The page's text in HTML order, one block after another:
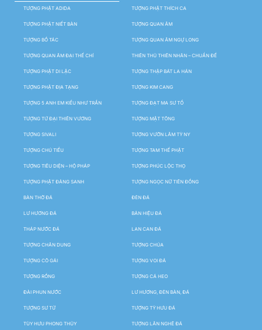
TƯỢNG PHẬT ADIDA TƯỢNG PHẬT THÍCH CA
TƯỢNG PHẬT NIẾT BÀN TƯỢNG QUAN ÂM
TƯỢNG BỒ TÁC TƯỢNG QUAN ÂM NGỰ LONG
TƯỢNG QUAN ÂM ĐẠI THẾ CHÍ THIÊN THỦ THIÊN NHÃN – CHUẨN ĐỀ
TƯỢNG PHẬT DI LẶC TƯỢNG THẬP BÁT LA HÁN
TƯỢNG PHẬT ĐỊA TẠNG TƯỢNG KIM CANG
TƯỢNG 5 ANH EM KIỀU NHƯ TRẦN TƯỢNG ĐẠT MA SƯ TỔ
TƯỢNG TỨ ĐẠI THIÊN VƯƠNG TƯỢNG MẬT TÔNG
TƯỢNG SIVALI TƯỢNG VƯỜN LÂM TỲ NY
TƯỢNG CHÚ TIỂU TƯỢNG TAM THẾ PHẬT
TƯỢNG TIÊU DIỆN – HỘ PHÁP TƯỢNG PHÚC LỘC THỌ
TƯỢNG PHẬT ĐẢNG SANH TƯỢNG NGỌC NỮ TIÊN ĐỒNG
BÀN THỜ ĐÁ ĐÈN ĐÁ
LƯ HƯƠNG ĐÁ BẢN HIỆU ĐÁ
THÁP NƯỚC ĐÁ LAN CAN ĐÁ
TƯỢNG CHÂN DUNG TƯỢNG CHÚA
TƯỢNG CÔ GÁI TƯỢNG VOI ĐÁ
TƯỢNG RỒNG TƯỢNG CÁ HEO
ĐÀI PHUN NƯỚC LƯ HƯƠNG, ĐÈN BÀN, ĐÁ
TƯỢNG SƯ TỬ TƯỢNG TỲ HƯU ĐÁ
TÙY HƯU PHONG THỦY TƯỢNG LÂN NGHÊ ĐÁ